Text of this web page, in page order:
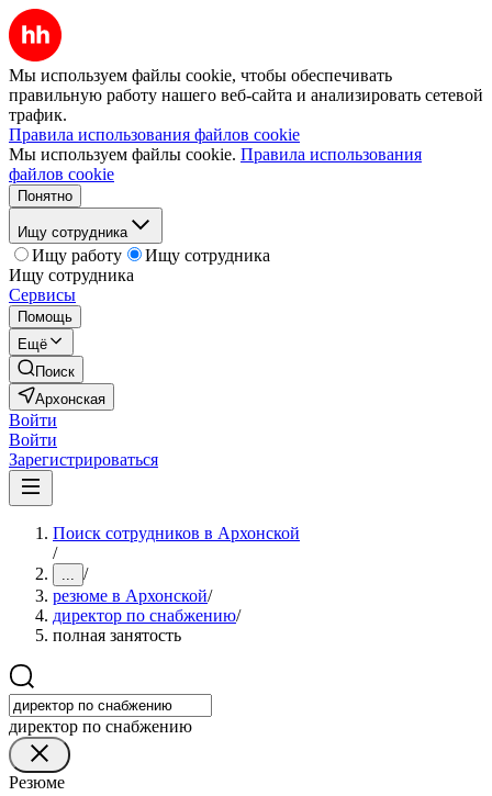
Мы используем файлы cookie, чтобы обеспечивать
правильную работу нашего веб-сайта и анализировать сетевой
трафик.
Правила использования файлов cookie
Мы используем файлы cookie. Правила использования
файлов cookie
Понятно
Ищу сотрудника
Ищу работу
Ищу сотрудника
Ищу сотрудника
Сервисы
Помощь
Ещё
Поиск
Архонская
Войти
Войти
Зарегистрироваться
Поиск сотрудников в Архонской
/
... /
резюме в Архонской/
директор по снабжению/
полная занятость
директор по снабжению
Резюме